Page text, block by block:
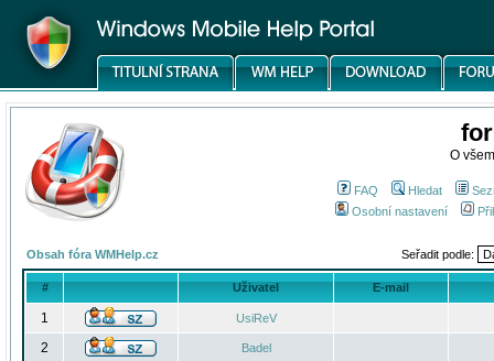
O
FAQ Hledat
Osobní nastavení
Obsah fóra WMHelp.cz Seřadit podle:
# Uživatel E-mail
1 UsiReV
2 Badel